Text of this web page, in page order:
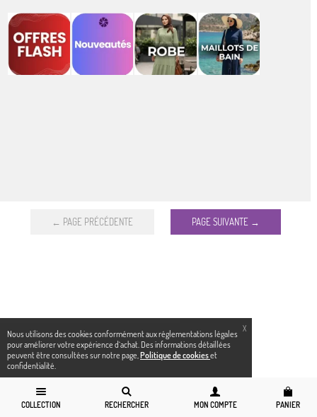
X
Nous utilisons des cookies conformément aux réglementations légales
pour améliorer votre expérience d`achat. Des informations détaillées
peuvent être consultées sur notre page,Politique de cookieset
confidentialité.
COLLECTION RECHERCHER MON COMPTE PANIER
← PAGE PRÉCÉDENTE PAGE SUIVANTE →